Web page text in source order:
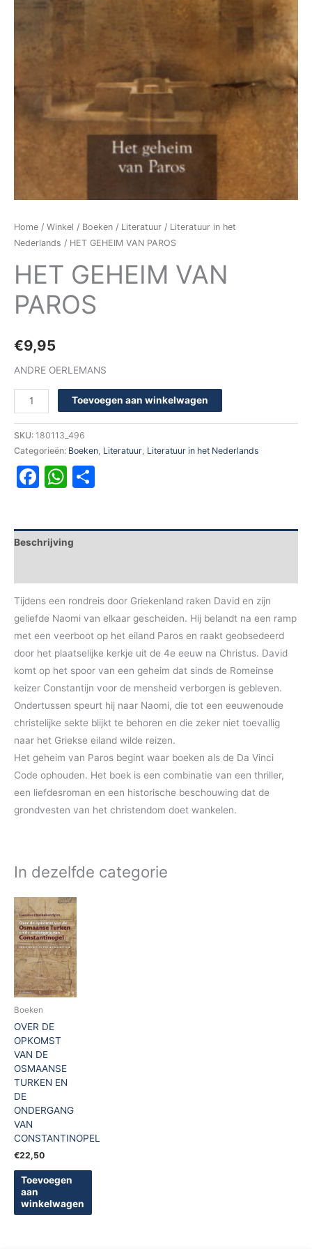
Home / Winkel / Boeken / Literatuur / Literatuur in het
Nederlands / HET GEHEIM VAN PAROS
HET GEHEIM VAN
PAROS
€9,95
ANDRE OERLEMANS
Toevoegen aan winkelwagen
SKU: 180113_496
Categorieën: Boeken Literatuur Literatuur in het Nederlands
Facebook
WhatsApp
Beschrijving
Tijdens een rondreis door Griekenland raken David en zijn
geliefde Naomi van elkaar gescheiden. Hij belandt na een ramp
met een veerboot op het eiland Paros en raakt geobsedeerd
door het plaatselijke kerkje uit de 4e eeuw na Christus. David
komt op het spoor van een geheim dat sinds de Romeinse
keizer Constantijn voor de mensheid verborgen is gebleven.
Ondertussen speurt hij naar Naomi, die tot een eeuwenoude
christelijke sekte blijkt te behoren en die zeker niet toevallig
naar het Griekse eiland wilde reizen.
Het geheim van Paros begint waar boeken als de Da Vinci
Code ophouden. Het boek is een combinatie van een thriller,
een liefdesroman en een historische beschouwing dat de
grondvesten van het christendom doet wankelen.
In dezelfde categorie
Boeken
OVER DE
OPKOMST
VAN DE
OSMAANSE
TURKEN EN
DE
ONDERGANG
VAN
CONSTANTINOPEL
€22,50
Toevoegen
aan
winkelwagen